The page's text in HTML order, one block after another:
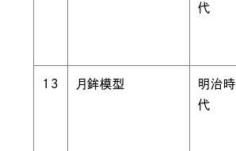
代
13 月鉾模型
明治時
代